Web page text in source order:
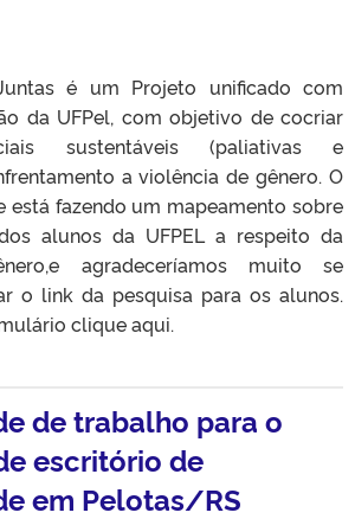
é um Projeto unificado com
da UFPel, com objetivo de cocriar
sustentáveis (paliativas e
a violência de gênero. O
está fazendo um mapeamento sobre
alunos da UFPEL a respeito da
agradeceríamos muito se
o link da pesquisa para os alunos.
clique aqui.
de trabalho para o
escritório de
em Pelotas/RS